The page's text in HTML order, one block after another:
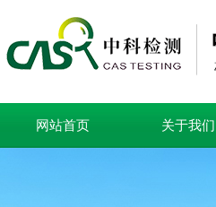
网站首页 关于我们